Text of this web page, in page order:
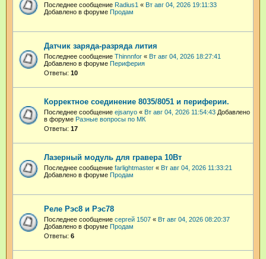
Последнее сообщение Radius1 « Вт авг 04, 2026 19:11:33
Добавлено в форуме Продам
Датчик заряда-разряда лития
Последнее сообщение Thinnnfor « Вт авг 04, 2026 18:27:41
Добавлено в форуме Периферия
Ответы: 10
Корректное соединение 8035/8051 и периферии.
Последнее сообщение ejsanyo « Вт авг 04, 2026 11:54:43 Добавлено
в форуме Разные вопросы по МК
Ответы: 17
Лазерный модуль для гравера 10Вт
Последнее сообщение farlightmaster « Вт авг 04, 2026 11:33:21
Добавлено в форуме Продам
Реле Рэс8 и Рэс78
Последнее сообщение сергей 1507 « Вт авг 04, 2026 08:20:37
Добавлено в форуме Продам
Ответы: 6